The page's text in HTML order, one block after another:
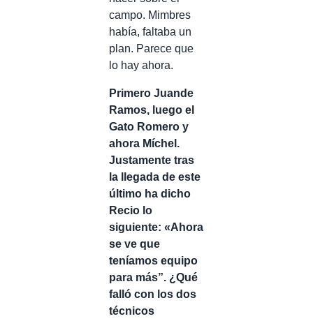
campo. Mimbres
había, faltaba un
plan. Parece que
lo hay ahora.
Primero Juande
Ramos, luego el
Gato Romero y
ahora Míchel.
Justamente tras
la llegada de este
último ha dicho
Recio lo
siguiente: «Ahora
se ve que
teníamos equipo
para más”. ¿Qué
falló con los dos
técnicos